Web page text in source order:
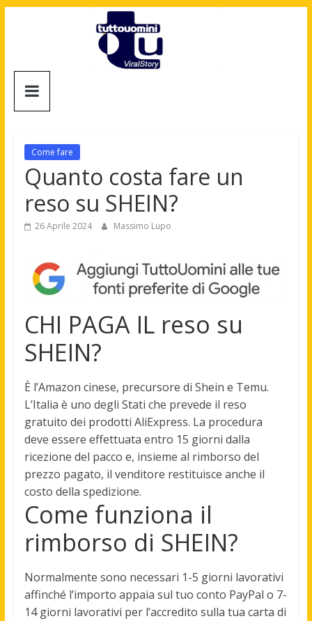
Tuttouomini
Cinema,
Motori,
gay
news
maschile
Come fare
Quanto costa fare un
reso su SHEIN?
26 Aprile 2024 Massimo Lupo
CHI PAGA IL reso su
SHEIN?
È l’Amazon cinese, precursore di Shein e Temu.
L’Italia è uno degli Stati che prevede il reso
gratuito dei prodotti AliExpress. La procedura
deve essere effettuata entro 15 giorni dalla
ricezione del pacco e, insieme al rimborso del
prezzo pagato, il venditore restituisce anche il
costo della spedizione.
Come funziona il
rimborso di SHEIN?
Normalmente sono necessari 1-5 giorni lavorativi
affinché l’importo appaia sul tuo conto PayPal o 7-
14 giorni lavorativi per l’accredito sulla tua carta di